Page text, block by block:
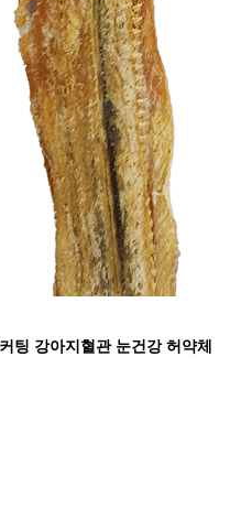
팅 강아지혈관 눈건강 허약체